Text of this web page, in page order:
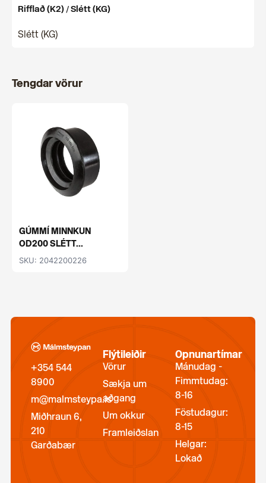
Rifflað (K2) / Slétt (KG)
Slétt (KG)
Tengdar vörur
GÚMMÍ MINNKUN
OD200 SLÉTT...
SKU: 2042200226
+354 544
8900
m@malmsteypa.is
Miðhraun 6,
210
Garðabær
Flýtileiðir
Vörur
Sækja um
aðgang
Um okkur
Framleiðslan
Opnunartímar
Mánudag -
Fimmtudag:
8-16
Föstudagur:
8-15
Helgar:
Lokað